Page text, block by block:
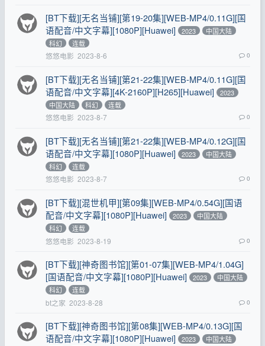
[BT下载][无名当铺][第19-20集][WEB-MP4/0.11G][国
语配音/中文字幕][1080P][Huawei]
2023
中国大陆
科幻
连载
悠悠电影 2023-8-6 0
[BT下载][无名当铺][第21-22集][WEB-MP4/0.11G][国
语配音/中文字幕][4K-2160P][H265][Huawei]
2023
中国大陆
科幻 连载
悠悠电影 2023-8-7 0
[BT下载][无名当铺][第21-22集][WEB-MP4/0.12G][国
语配音/中文字幕][1080P][Huawei]
2023
中国大陆
科幻
连载
悠悠电影 2023-8-7 0
[BT下载][混世机甲][第09集][WEB-MP4/0.54G][国语
配音/中文字幕][1080P][Huawei]
2023
中国大陆
科幻
连载
悠悠电影 2023-8-19 0
[BT下载][神奇图书馆][第01-07集][WEB-MP4/1.04G]
[国语配音/中文字幕][1080P][Huawei]
2023
中国大陆
科幻
连载
bt之家 2023-8-28 0
[BT下载][神奇图书馆][第08集][WEB-MP4/0.13G][国
语配音/中文字幕][1080P][Huawei]
2023
中国大陆